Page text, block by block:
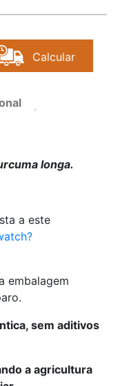
Calcular
longa.
a este
embalagem
sem aditivos
a agricultura